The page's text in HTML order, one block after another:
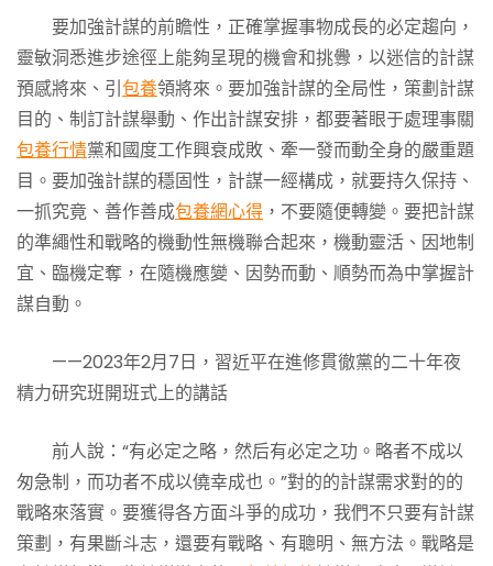
要加強計謀的前瞻性，正確掌握事物成長的必定趨向，
靈敏洞悉進步途徑上能夠呈現的機會和挑釁，以迷信的計謀
預感將來、引包養領將來。要加強計謀的全局性，策劃計謀
目的、制訂計謀舉動、作出計謀安排，都要著眼于處理事關
包養行情黨和國度工作興衰成敗、牽一發而動全身的嚴重題
目。要加強計謀的穩固性，計謀一經構成，就要持久保持、
一抓究竟、善作善成包養網心得 ，不要隨便轉變。要把計謀
的準繩性和戰略的機動性無機聯合起來，機動靈活、因地制
宜、臨機定奪，在隨機應變、因勢而動、順勢而為中掌握計
謀自動。
——2023年2月7日，習近平在進修貫徹黨的二十年夜
精力研究班開班式上的講話
前人說：“有必定之略，然后有必定之功。略者不成以
匆急制，而功者不成以僥幸成也。”對的的計謀需求對的的
戰略來落實。要獲得各方面斗爭的成功，我們不只要有計謀
策劃，有果斷斗志，還要有戰略、有聰明、無方法。戰略是